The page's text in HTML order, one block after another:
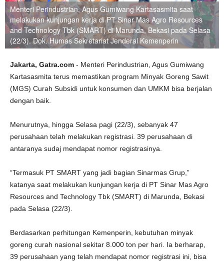
Menteri Perindustrian, Agus Gumiwang Kartasasmita saat
melakukan kunjungan kerja di PT Sinar Mas Agro Resources
and Technology Tbk (SMART) di Marunda, Bekasi pada Selasa
(22/3). Dok. Humas Sekretariat Jenderal Kemenperin
Jakarta, Gatra.com - Menteri Perindustrian, Agus Gumiwang
Kartasasmita terus memastikan program Minyak Goreng Sawit
(MGS) Curah Subsidi untuk konsumen dan UMKM bisa berjalan
dengan baik.
Menurutnya, hingga Selasa pagi (22/3), sebanyak 47
perusahaan telah melakukan registrasi. 39 perusahaan di
antaranya sudaj mendapat nomor registrasinya.
“Termasuk PT SMART yang jadi bagian Sinarmas Grup,”
katanya saat melakukan kunjungan kerja di PT Sinar Mas Agro
Resources and Technology Tbk (SMART) di Marunda, Bekasi
pada Selasa (22/3).
Berdasarkan perhitungan Kemenperin, kebutuhan minyak
goreng curah nasional sekitar 8.000 ton per hari. Ia berharap,
39 perusahaan yang telah mendapat nomor registrasi ini, bisa